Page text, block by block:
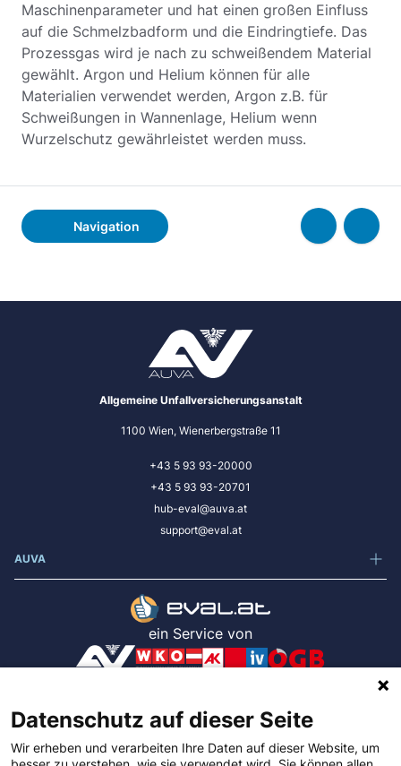
Maschinenparameter und hat einen großen Einfluss
auf die Schmelzbadform und die Eindringtiefe. Das
Prozessgas wird je nach zu schweißendem Material
gewählt. Argon und Helium können für alle
Materialien verwendet werden, Argon z.B. für
Schweißungen in Wannenlage, Helium wenn
Wurzelschutz gewährleistet werden muss.
Navigation
Allgemeine Unfallversicherungsanstalt
1100 Wien, Wienerbergstraße 11
+43 5 93 93-20000
+43 5 93 93-20701
hub-eval@auva.at
support@eval.at
AUVA
ein Service von
Impressum
Datenschutz auf dieser Seite
Wir erheben und verarbeiten Ihre Daten auf dieser Website, um